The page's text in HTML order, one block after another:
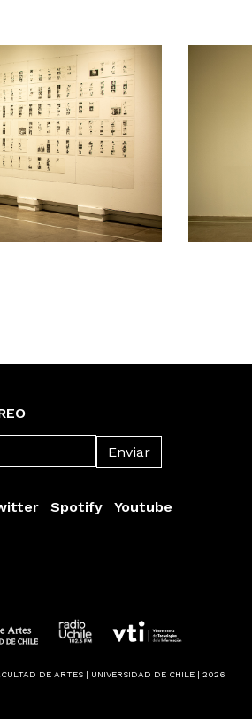
Spotify Youtube
DE ARTES | UNIVERSIDAD DE CHILE | 2026